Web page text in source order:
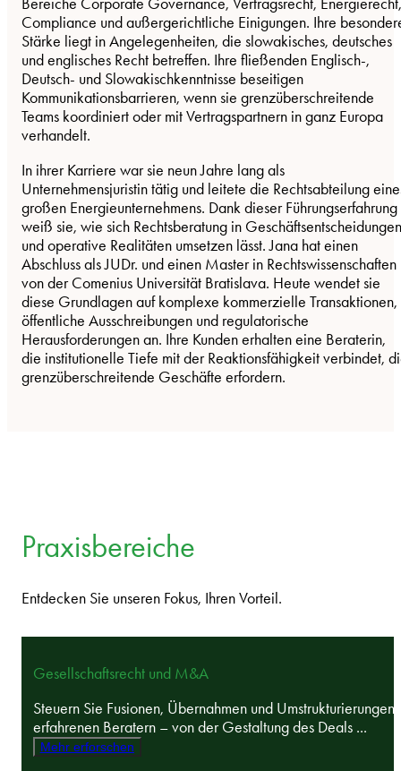
Compliance und außergerichtliche Einigungen. Ihre
Stärke liegt in Angelegenheiten, die slowakisches, deutsches
und englisches Recht betreffen. Ihre fließenden Englisch-,
Deutsch- und Slowakischkenntnisse beseitigen
Kommunikationsbarrieren, wenn sie grenzüberschreitende
Teams koordiniert oder mit Vertragspartnern in ganz Europa
verhandelt.
In ihrer Karriere war sie neun Jahre lang als
Unternehmensjuristin tätig und leitete die Rechtsabteilung
großen Energieunternehmens. Dank dieser Führungserfahrung
weiß sie, wie sich Rechtsberatung in Geschäftsentscheidungen
und operative Realitäten umsetzen lässt. Jana hat einen
Abschluss als JUDr. und einen Master in Rechtswissenschaften
von der Comenius Universität Bratislava. Heute wendet sie
diese Grundlagen auf komplexe kommerzielle Transaktionen,
öffentliche Ausschreibungen und regulatorische
Herausforderungen an. Ihre Kunden erhalten eine Beraterin,
die institutionelle Tiefe mit der Reaktionsfähigkeit verbindet,
grenzüberschreitende Geschäfte erfordern.
Praxisbereiche
Entdecken Sie unseren Fokus, Ihren Vorteil.
Gesellschaftsrecht und M&A
Steuern Sie Fusionen, Übernahmen und Umstrukturierungen
erfahrenen Beratern – von der Gestaltung des Deals ...
Mehr erforschen